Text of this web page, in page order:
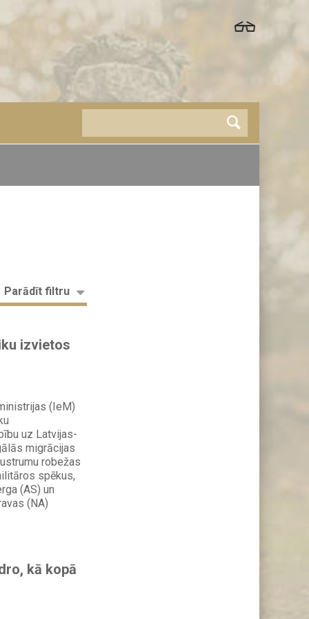
Parādīt filtru
izvietos
(IeM)
uz Latvijas-
migrācijas
robežas
spēkus,
(AS) un
(NA)
kā kopā